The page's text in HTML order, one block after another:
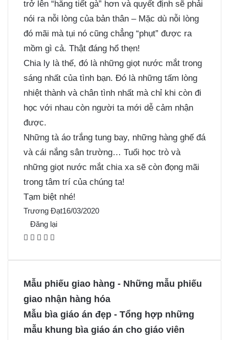
trở lên “hăng tiết gà” hơn và quyết định sẽ phải
nói ra nỗi lòng của bản thân – Mặc dù nỗi lòng
đó mãi mà tụi nó cũng chẳng “phụt” được ra
mồm gì cả. Thật đáng hổ thẹn!
Chia ly là thế, đó là những giọt nước mắt trong
sáng nhất của tình bạn. Đó là những tấm lòng
nhiệt thành và chân tình nhất mà chỉ khi còn đi
học với nhau còn người ta mới dễ cảm nhận
được.
Những tà áo trắng tung bay, những hàng ghế đá
và cái nắng sân trường… Tuổi học trò và
những giọt nước mắt chia xa sẽ còn đọng mãi
trong tâm trí của chúng ta!
Tạm biệt nhé!
Trương Đạt16/03/2020
Đăng lại
F
e
o
o
k
X P
e
r
e
s
M
n
g
e
n
g
e
Mẫu phiếu giao hàng - Những mẫu phiếu
giao nhận hàng hóa
Mẫu bìa giáo án đẹp - Tổng hợp những
mẫu khung bìa giáo án cho giáo viên